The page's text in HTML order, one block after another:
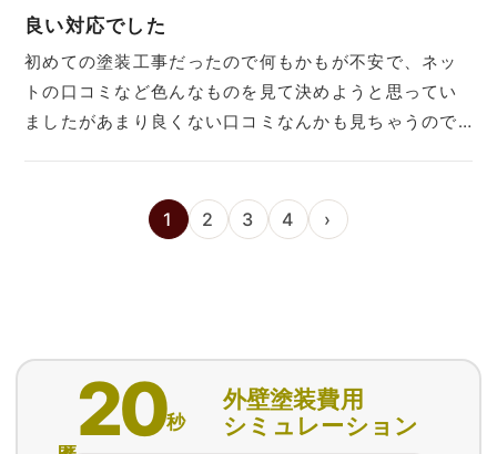
良い対応でした
初めての塗装工事だったので何もかもが不安で、ネッ
トの口コミなど色んなものを見て決めようと思ってい
ましたがあまり良くない口コミなんかも見ちゃうので…
1 2 3 4 ›
20秒
外壁塗装費用
シミュレーション